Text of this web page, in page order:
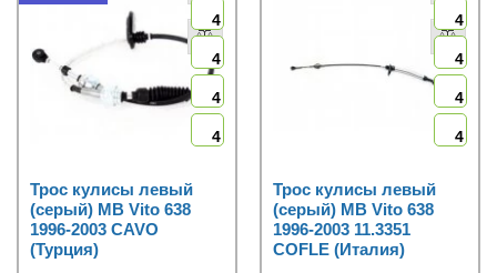
4
4
4
4
Трос кулисы левый
(серый) MB Vito 638
1996-2003 CAVO
(Турция)
4
4
4
4
Трос кулисы левый
(серый) MB Vito 638
1996-2003 11.3351
COFLE (Италия)